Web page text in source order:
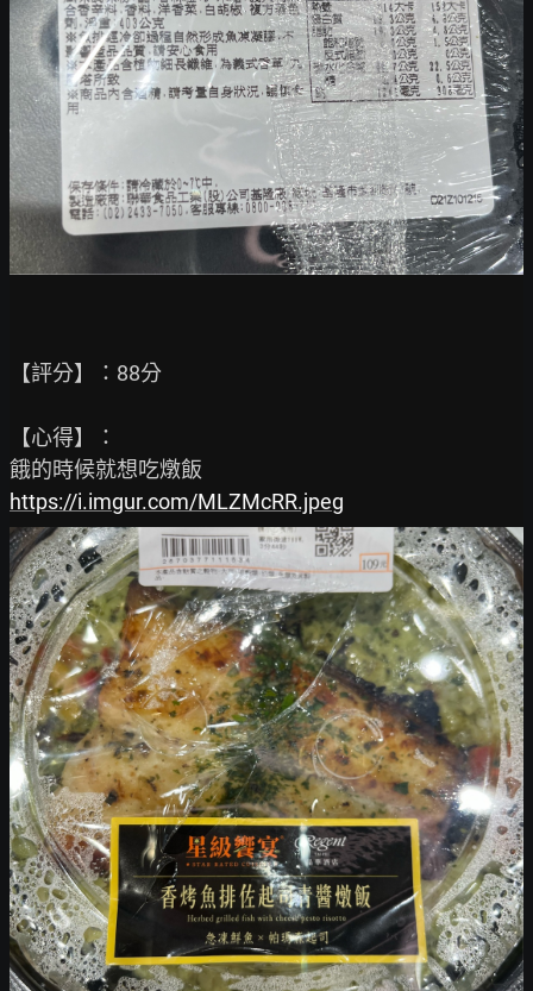
【評分】：88分
【心得】：
https://i.imgur.com/MLZMcRR.jpeg